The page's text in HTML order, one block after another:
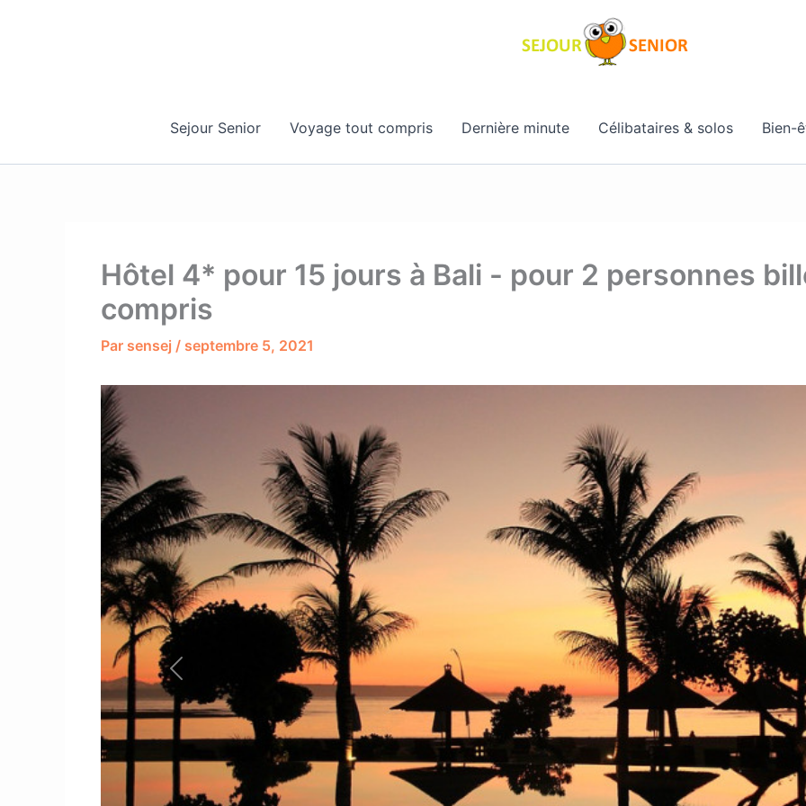
Sejour Senior Voyage tout compris Dernière minute Célibataires & solos Bien-
Hôtel 4* pour 15 jours à Bali - pour 2 personnes
compris
Par sensej / septembre 5, 2021
Previous